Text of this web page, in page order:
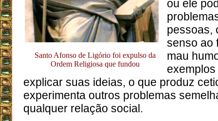
Santo Afonso de Ligório foi expulso da
Ordem Religiosa que fundou
ou ele
pessoas,
senso ao
mau
explicar suas ideias, o que produz
experimenta outros problemas
qualquer relação social.